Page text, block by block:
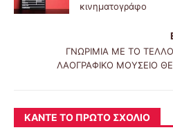
κινηματογράφο
ΓΝΩΡΙΜΙΑ ΜΕ ΤΟ
ΛΑΟΓΡΑΦΙΚΟ ΜΟΥΣΕΙΟ
ΚΆΝΤΕ ΤΟ ΠΡΏΤΟ ΣΧΌΛΙΟ